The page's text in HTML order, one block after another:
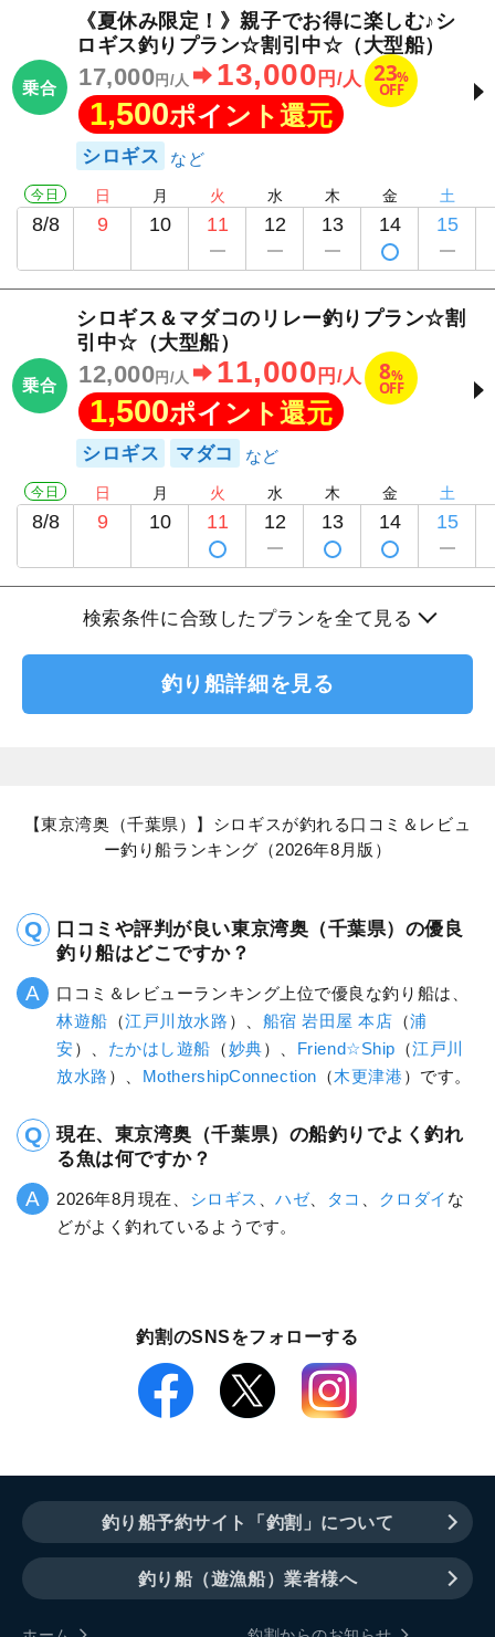
乗合
《夏休み限定！》親子でお得に楽しむ♪シ
ロギス釣りプラン☆割引中☆（大型船）
17,000 円/人 13,000 円/人 23%
OFF
1,500ポイント還元
シロギス
今日
8/8
日
9
月
10
火
11
水
12
木
13
金
14
土
15
乗合
シロギス＆マダコのリレー釣りプラン☆割
引中☆（大型船）
12,000 円/人 11,000 円/人 8%
OFF
1,500ポイント還元
シロギス マダコ
今日
8/8
日
9
月
10
火
11
水
12
木
13
金
14
土
15
検索条件に合致したプランを全て見る
釣り船詳細を見る
【東京湾奥（千葉県）】シロギスが釣れる口コミ＆レビュ
ー釣り船ランキング（2026年8月版）
口コミや評判が良い東京湾奥（千葉県）の優良
釣り船はどこですか？
口コミ＆レビューランキング上位で優良な釣り船は、
林遊船 （江戸川放水路 ）、 船宿 岩田屋 本店 （浦
安）、 たかはし遊船 （妙典）、 Friend☆Ship （江戸川
放水路 ）、 MothershipConnection （木更津港 ）です。
現在、東京湾奥（千葉県）の船釣りでよく釣れ
る魚は何ですか？
2026年8月現在、 シロギス 、ハゼ、 タコ クロダイ な
どがよく釣れているようです。
釣割のSNSをフォローする
釣り船予約サイト「釣割」について
釣り船（遊漁船）業者様へ